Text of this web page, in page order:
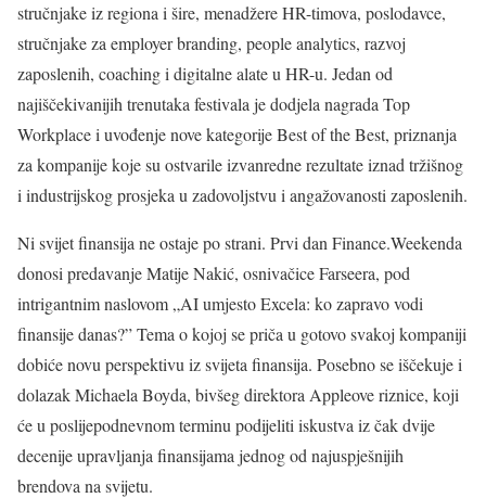
stručnjake iz regiona i šire, menadžere HR-timova, poslodavce,
stručnjake za employer branding, people analytics, razvoj
zaposlenih, coaching i digitalne alate u HR-u. Jedan od
najiščekivanijih trenutaka festivala je dodjela nagrada Top
Workplace i uvođenje nove kategorije Best of the Best, priznanja
za kompanije koje su ostvarile izvanredne rezultate iznad tržišnog
i industrijskog prosjeka u zadovoljstvu i angažovanosti zaposlenih.
Ni svijet finansija ne ostaje po strani. Prvi dan Finance.Weekenda
donosi predavanje Matije Nakić, osnivačice Farseera, pod
intrigantnim naslovom „AI umjesto Excela: ko zapravo vodi
finansije danas?” Tema o kojoj se priča u gotovo svakoj kompaniji
dobiće novu perspektivu iz svijeta finansija. Posebno se iščekuje i
dolazak Michaela Boyda, bivšeg direktora Appleove riznice, koji
će u poslijepodnevnom terminu podijeliti iskustva iz čak dvije
decenije upravljanja finansijama jednog od najuspješnijih
brendova na svijetu.